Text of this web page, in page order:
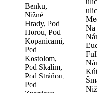
Benku,
Nižné
Hrady, Pod
Horou, Pod
Kopanicami,
Pod
Kostolom,
Pod Skálím,
Pod Stráňou,
Pod
Na